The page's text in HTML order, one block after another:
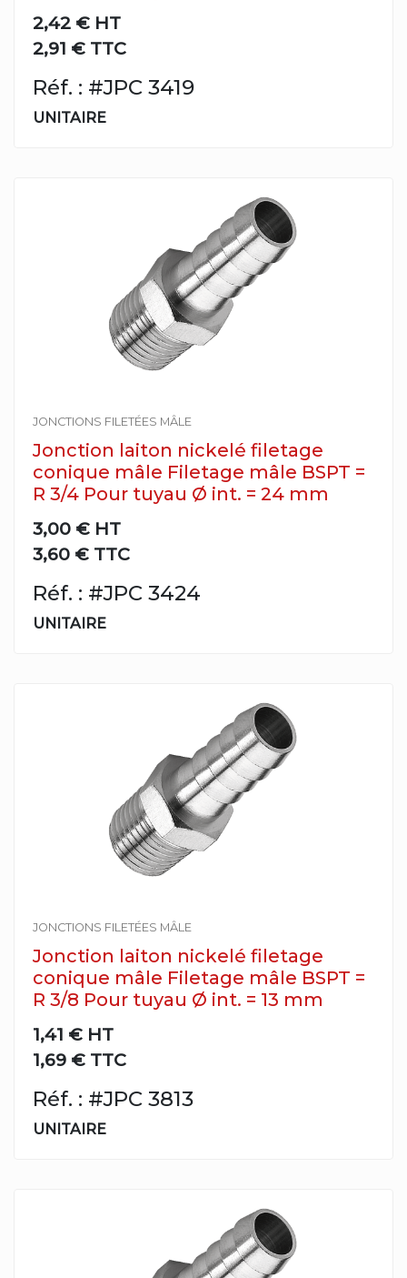
2,42 € HT
2,91 € TTC
Réf. : #JPC 3419
UNITAIRE
JONCTIONS FILETÉES MÂLE
Jonction laiton nickelé filetage
conique mâle Filetage mâle BSPT =
R 3/4 Pour tuyau Ø int. = 24 mm
3,00 € HT
3,60 € TTC
Réf. : #JPC 3424
UNITAIRE
JONCTIONS FILETÉES MÂLE
Jonction laiton nickelé filetage
conique mâle Filetage mâle BSPT =
R 3/8 Pour tuyau Ø int. = 13 mm
1,41 € HT
1,69 € TTC
Réf. : #JPC 3813
UNITAIRE